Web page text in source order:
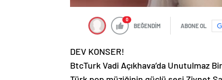
0
BEĞENDİM ABONE OL
DEV KONSER!
BtcTurk Vadi Açıkhava’da Unutulmaz